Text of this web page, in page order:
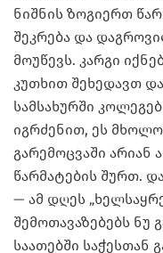
ნიშნის ზოგიერთ
შეკრება და
მოუწევს. კარგი
კუთხით შეხედავთ
სამსახურში
იგრძენით, ეს
გარემოცვაში არიან
წარმატების შურთ.
— ამ დღეს
შემოთავაზებებს ნუ
საათებში